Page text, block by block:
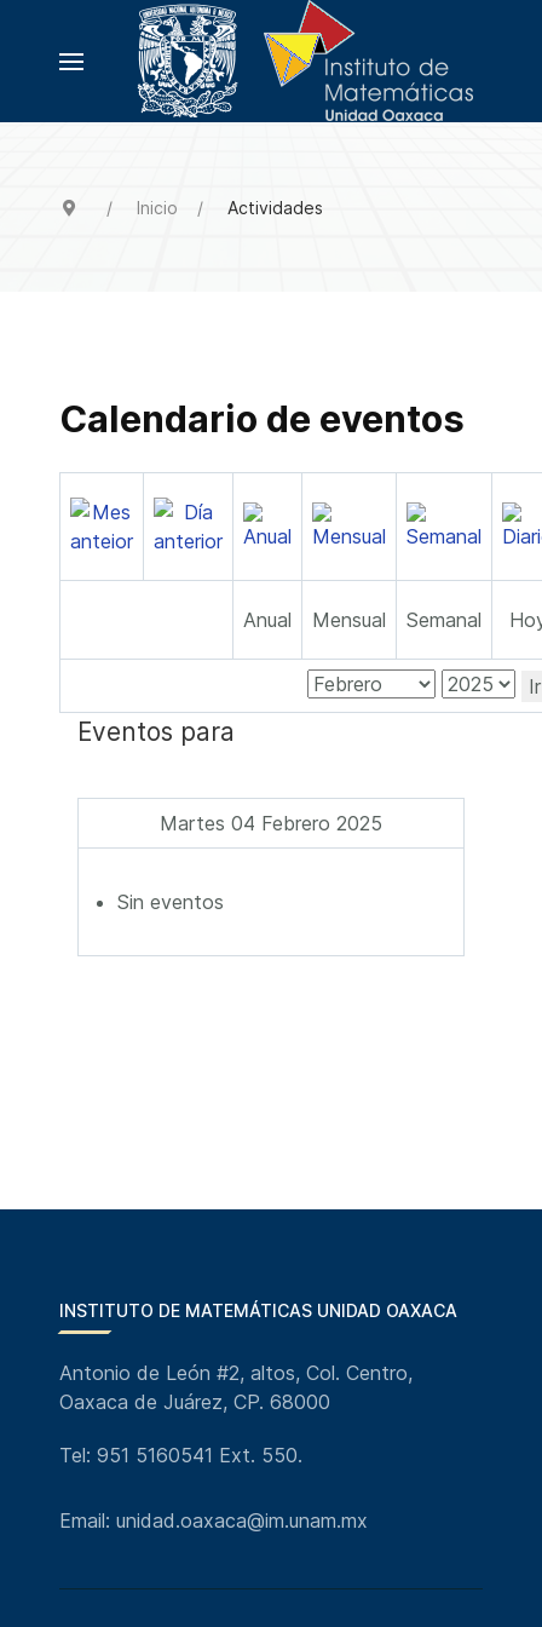
Inicio Actividades
Calendario de eventos
Anual Mensual Semanal
Eventos para
Martes 04 Febrero 2025
Sin eventos
INSTITUTO DE MATEMÁTICAS UNIDAD OAXACA
Antonio de León #2, altos, Col. Centro,
Oaxaca de Juárez, CP. 68000
Tel: 951 5160541 Ext. 550.
Email: unidad.oaxaca@im.unam.mx